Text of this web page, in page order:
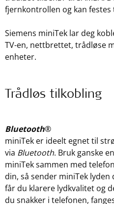
fjernkontrollen og kan
Siemens miniTek lar deg
TV-en, nettbrettet, trådløse
enheter.
Trådløs tilkobling
Bluetooth®
miniTek er ideelt egnet til
via Bluetooth. Bruk ganske
miniTek sammen med
din, så sender miniTek lyden
får du klarere lydkvalitet og
du snakker i telefonen,